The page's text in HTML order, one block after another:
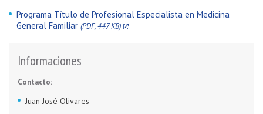
Programa Título de Profesional Especialista en Medicina
General Familiar (PDF, 447 KB)
Informaciones
Contacto:
Juan José Olivares